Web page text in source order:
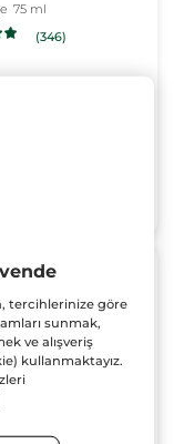
75 ml
(346)
tercihlerinize göre
sunmak,
ve alışveriş
kullanmaktayız.